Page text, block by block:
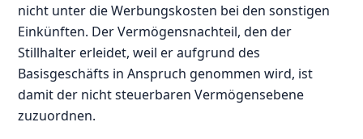
nicht unter die Werbungskosten bei den sonstigen
Einkünften. Der Vermögensnachteil, den der
Stillhalter erleidet, weil er aufgrund des
Basisgeschäfts in Anspruch genommen wird, ist
damit der nicht steuerbaren Vermögensebene
zuzuordnen.